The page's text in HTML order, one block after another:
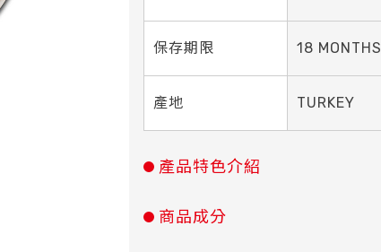
保存期限 18 MONTHS
產地 TURKEY
產品特色介紹
商品成分